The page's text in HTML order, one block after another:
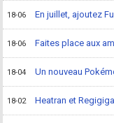
18-06 En juillet, ajoutez
18-06 Faites place aux
18-04 Un nouveau
18-02 Heatran et